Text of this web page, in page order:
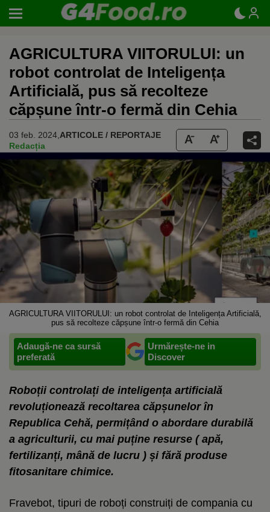
AGRICULTURA VIITORULUI: un
robot controlat de Inteligența
Artificială, pus să recolteze
căpșune într-o fermă din Cehia
03 feb. 2024, ARTICOLE / REPORTAJE
Redacția
AGRICULTURA VIITORULUI: un robot controlat de Inteligența Artificială,
pus să recolteze căpșune într-o fermă din Cehia
Adaugă-ne ca sursă
preferată
Urmărește-ne in
Discover
Roboții controlați de inteligența artificială
revoluționează recoltarea căpșunelor în
Republica Cehă, permițând o abordare durabilă
a agriculturii, cu mai puține resurse ( apă,
fertilizanți, mână de lucru ) și fără produse
fitosanitare chimice.
Fravebot, tipuri de roboți construiți de compania cu